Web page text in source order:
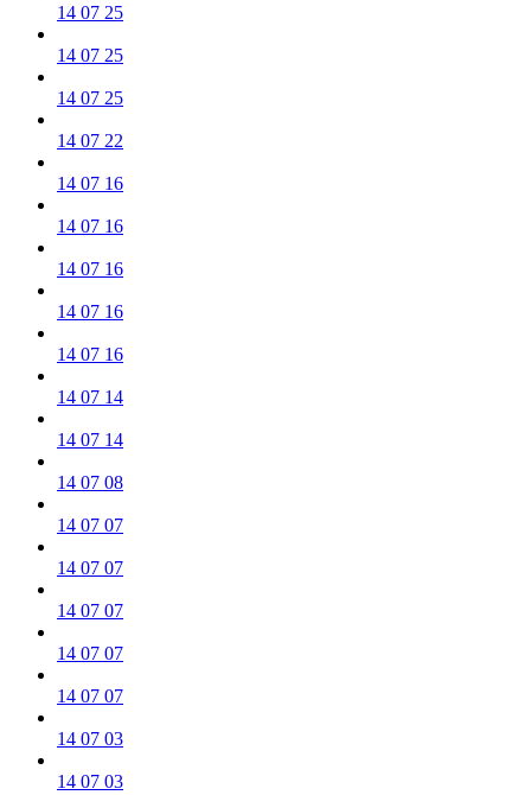
14 07 25
14 07 25
14 07 25
14 07 22
14 07 16
14 07 16
14 07 16
14 07 16
14 07 16
14 07 14
14 07 14
14 07 08
14 07 07
14 07 07
14 07 07
14 07 07
14 07 07
14 07 03
14 07 03